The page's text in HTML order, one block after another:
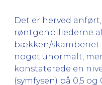
Det er herved
røntgenbillederne
bækken/skambenet
noget unormalt,
konstaterede en
(symfysen) på 0,5 og